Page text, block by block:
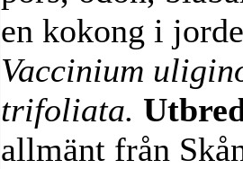
en kokong i
Vaccinium
trifoliata.
allmänt från